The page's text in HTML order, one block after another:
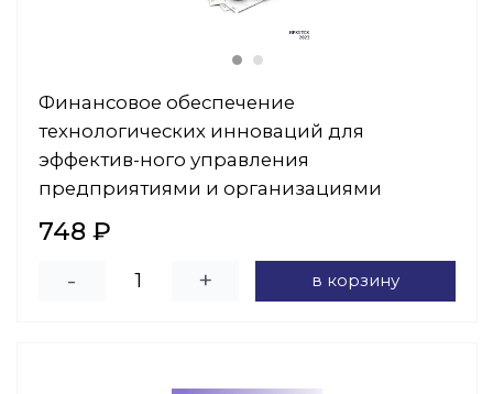
Финансовое обеспечение
технологических инноваций для
эффектив-ного управления
предприятиями и организациями
748 ₽
-
+ в корзину